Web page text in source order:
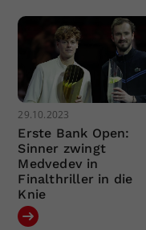
29.10.2023
Erste Bank Open:
Sinner zwingt
Medvedev in
Finalthriller in die
Knie